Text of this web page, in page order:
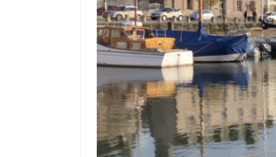
20 juin 2026